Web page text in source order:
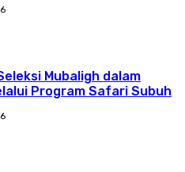
Mubaligh dalam
Program Safari Subuh